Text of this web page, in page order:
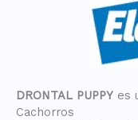
DRONTAL PUPPY es
Cachorros